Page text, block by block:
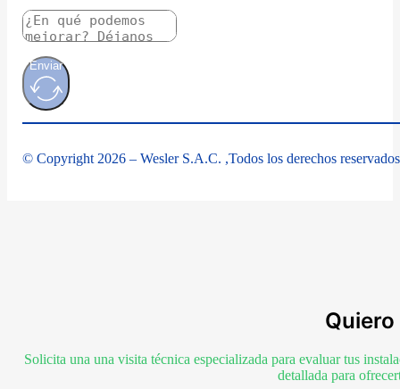
Enviar
© Copyright 2026 – Wesler S.A.C. ,Todos los derechos
Solicita una una visita técnica especializada para evaluar tus
detallada para